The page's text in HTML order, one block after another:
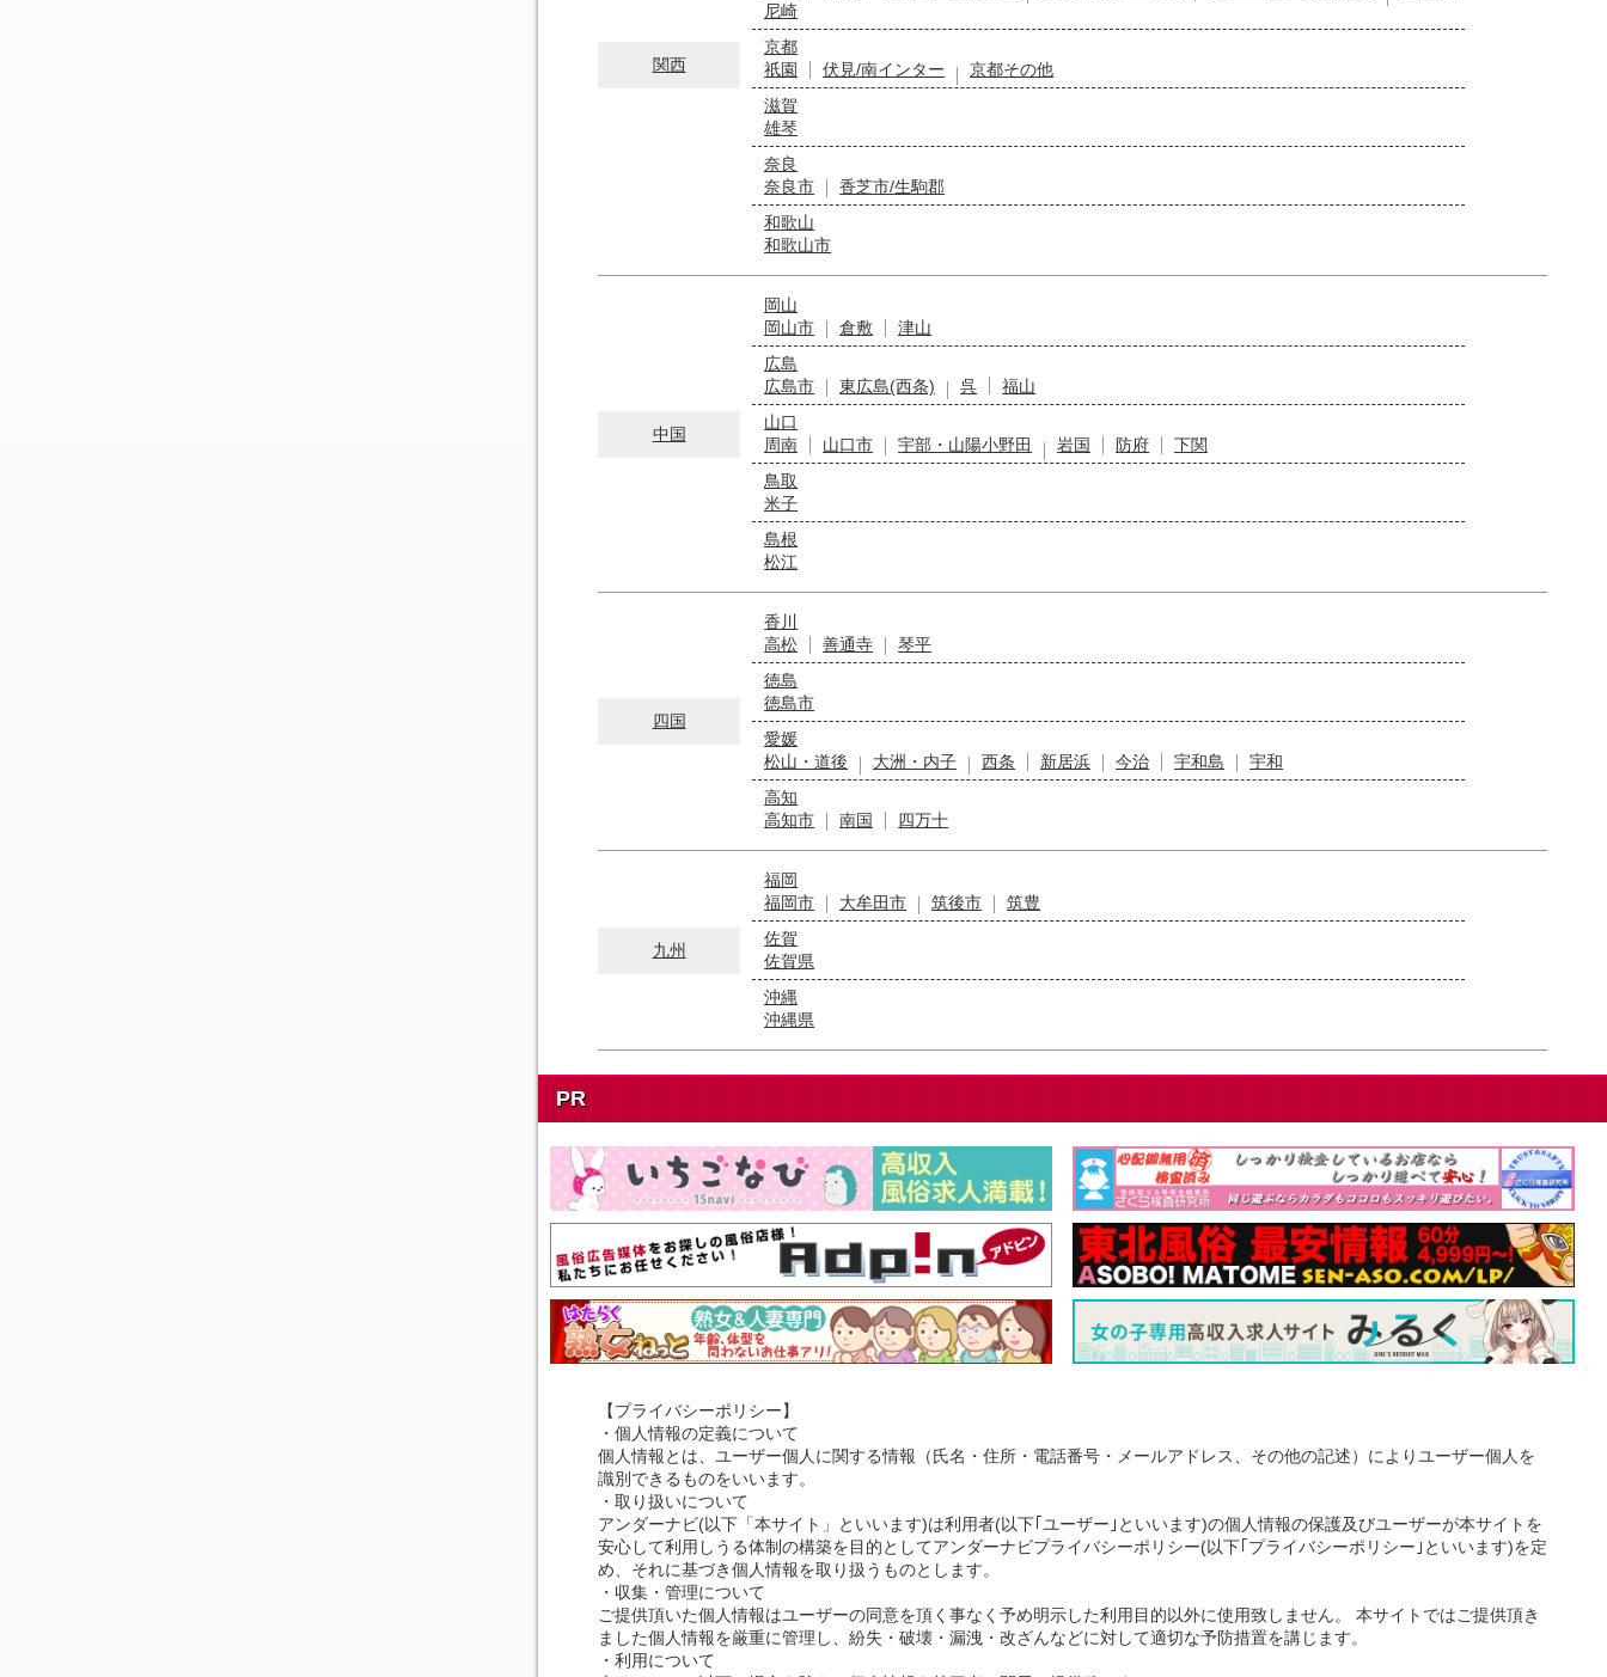
関西
尼崎
京都
祇園
伏見/南インター
京都その他
滋賀
雄琴
奈良
奈良市
香芝市/生駒郡
和歌山
和歌山市
中国
岡山
岡山市
倉敷
津山
広島
広島市
東広島(西条) 呉
福山
山口
周南
山口市 宇部・山陽小野田 岩国 防府
下関
鳥取
米子
島根
松江
四国
香川
高松
善通寺
琴平
徳島
徳島市
愛媛
松山・道後
大洲・内子 西条 新居浜 今治 宇和島
宇和
高知
高知市
南国 四万十
九州
福岡
福岡市
大牟田市 筑後市
筑豊
佐賀
佐賀県
沖縄
沖縄県
PR
【プライバシーポリシー】
・個人情報の定義について
個人情報とは、ユーザー個人に関する情報（氏名・住所・電話番号・メールアドレス、その他の記述）によりユーザー個人を
識別できるものをいいます。
・取り扱いについて
アンダーナビ(以下「本サイト」といいます)は利用者(以下｢ユーザー｣といいます)の個人情報の保護及びユーザーが本サイトを
安心して利用しうる体制の構築を目的としてアンダーナビプライバシーポリシー(以下｢プライバシーポリシー｣といいます)を定
め、それに基づき個人情報を取り扱うものとします。
・収集・管理について
ご提供頂いた個人情報はユーザーの同意を頂く事なく予め明示した利用目的以外に使用致しません。 本サイトではご提供頂き
ました個人情報を厳重に管理し、紛失・破壊・漏洩・改ざんなどに対して適切な予防措置を講じます。
・利用について